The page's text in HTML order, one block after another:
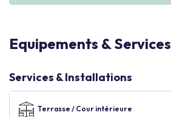
Equipements & Services
Services & Installations
Terrasse / Cour intérieure